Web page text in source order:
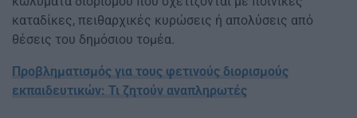
καταδίκες, πειθαρχικές κυρώσεις ή απολύσεις από
θέσεις του δημόσιου τομέα.
Προβληματισμός για τους φετινούς διορισμούς
εκπαιδευτικών: Τι ζητούν αναπληρωτές